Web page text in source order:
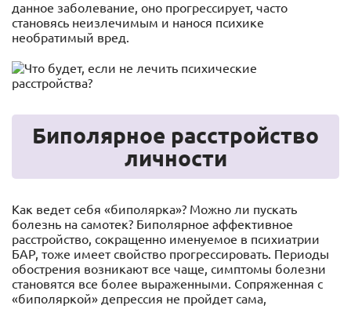
данное заболевание, оно прогрессирует, часто
становясь неизлечимым и нанося психике
необратимый вред.
Биполярное расстройство
личности
Как ведет себя «биполярка»? Можно ли пускать
болезнь на самотек? Биполярное аффективное
расстройство, сокращенно именуемое в психиатрии
БАР, тоже имеет свойство прогрессировать. Периоды
обострения возникают все чаще, симптомы болезни
становятся все более выраженными. Сопряженная с
«биполяркой» депрессия не пройдет сама,